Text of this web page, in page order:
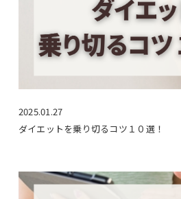
2025.01.27
ダイエットを乗り切るコツ１０選！